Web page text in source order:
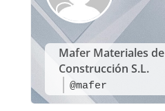
Mafer Materiales de
Construcción S.L.
@mafer